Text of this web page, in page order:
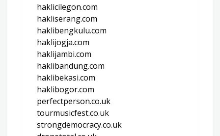
haklicilegon.com
hakliserang.com
haklibengkulu.com
haklijogja.com
haklijambi.com
haklibandung.com
haklibekasi.com
haklibogor.com
perfectperson.co.uk
tourmusicfest.co.uk
strongdemocracy.co.uk